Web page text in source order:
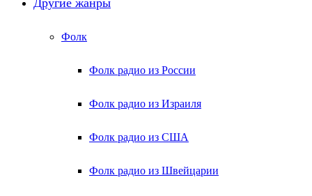
Другие жанры
Фолк
Фолк радио из России
Фолк радио из Израиля
Фолк радио из США
Фолк радио из Швейцарии